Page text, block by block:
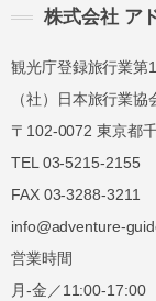
株式会社 ア
観光庁登録旅行業第
（社）日本旅行業協
〒102-0072 東京都
TEL 03-5215-2155
FAX 03-3288-3211
info@adventure-
営業時間
月-金／11:00-17:00